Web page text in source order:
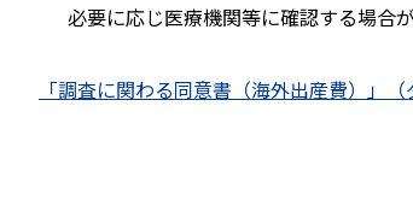
必要に応じ医療機関等に確認する場合が
「調査に関わる同意書（海外出産費）」（